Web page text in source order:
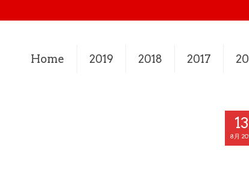
Home 2019 2018 2017
13
8月